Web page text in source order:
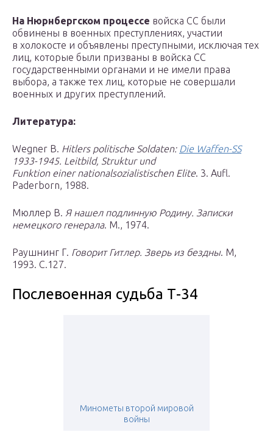
На Нюрнбергском процессе войска СС были
обвинены в военных преступлениях, участии
в холокосте и объявлены преступными, исключая тех
лиц, которые были призваны в войска СС
государственными органами и не имели права
выбора, а также тех лиц, которые не совершали
военных и других преступлений.
Литература:
Wegner B. Hitlers politische Soldaten: Die Waffen-SS
1933-1945. Leitbild, Struktur und
Funktion einer nationalsozialistischen Elite. 3. Aufl.
Paderborn, 1988.
Мюллер В. Я нашел подлинную Родину. Записки
немецкого генерала. М., 1974.
Раушнинг Г. Говорит Гитлер. Зверь из бездны. M,
1993. C.127.
Послевоенная судьба Т-34
Минометы второй мировой
войны